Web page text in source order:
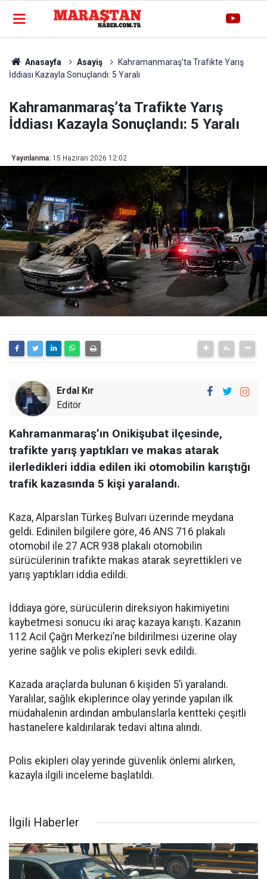
Anasayfa Asayiş
Kahramanmaraş’ta Trafikte Yarış
İddiası Kazayla Sonuçlandı: 5 Yaralı
Kahramanmaraş’ta Trafikte Yarış
İddiası Kazayla Sonuçlandı: 5 Yaralı
Yayınlanma: 15 Haziran 2026 12:02
Erdal Kır
Editör
Kahramanmaraş’ın Onikişubat ilçesinde,
trafikte yarış yaptıkları ve makas atarak
ilerledikleri iddia edilen iki otomobilin karıştığı
trafik kazasında 5 kişi yaralandı.
Kaza, Alparslan Türkeş Bulvarı üzerinde meydana
geldi. Edinilen bilgilere göre, 46 ANS 716 plakalı
otomobil ile 27 ACR 938 plakalı otomobilin
sürücülerinin trafikte makas atarak seyrettikleri ve
yarış yaptıkları iddia edildi.
İddiaya göre, sürücülerin direksiyon hakimiyetini
kaybetmesi sonucu iki araç kazaya karıştı. Kazanın
112 Acil Çağrı Merkezi’ne bildirilmesi üzerine olay
yerine sağlık ve polis ekipleri sevk edildi.
Kazada araçlarda bulunan 6 kişiden 5’i yaralandı.
Yaralılar, sağlık ekiplerince olay yerinde yapılan ilk
müdahalenin ardından ambulanslarla kentteki çeşitli
hastanelere kaldırılarak tedavi altına alındı.
Polis ekipleri olay yerinde güvenlik önlemi alırken,
kazayla ilgili inceleme başlatıldı.
İlgili Haberler